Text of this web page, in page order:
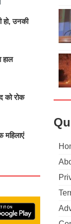
हो, उनकी
को रोक
महिलाएं